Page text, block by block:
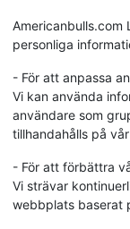
Americanbulls.com
personliga
- För att anpassa
Vi kan använda
användare som
tillhandahålls på
- För att förbättra
Vi strävar
webbplats baserat